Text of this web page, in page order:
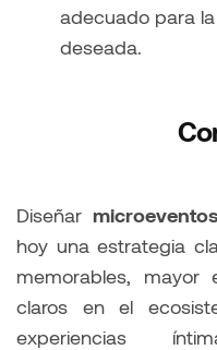
adecuado para
deseada.
Diseñar microeventos
hoy una estrategia
memorables, mayor
claros en el
experiencias